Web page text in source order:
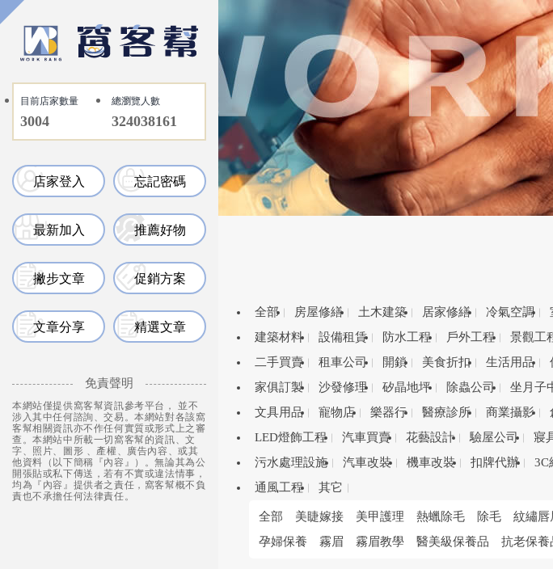
目前店家數量
3004
總瀏覽人數
324038161
店家登入 忘記密碼
最新加入 推薦好物
撇步文章 促銷方案
文章分享 精選文章
免責聲明
本網站僅提供窩客幫資訊參考平台， 並不
涉入其中任何諮詢、交易。本網站對各該窩
客幫相關資訊亦不作任何實質或形式上之審
查。本網站中所載一切窩客幫的資訊、文
字、照片、圖形 、產權、廣告內容、或其
他資料（以下簡稱『內容』）。無論其為公
開張貼或私下傳送，若有不實或違法情事，
均為『內容』提供者之責任，窩客幫概不負
責也不承擔任何法律責任。
全部 房屋修繕 土木建築 居家修繕 冷氣空調
建築材料
設備租賃 防水工程 戶外工程 景觀工
二手買賣
租車公司 開鎖 美食折扣 生活用品
家俱訂製
沙發修理 矽晶地坪 除蟲公司 坐月子
文具用品
寵物店 樂器行 醫療診所 商業攝影
LED燈飾工程
汽車買賣 花藝設計 驗屋公司 寢
污水處理設施
汽車改裝 機車改裝 扣牌代辦 3C
通風工程
其它
全部 美睫嫁接 美甲護理 熱蠟除毛 除毛 紋繡唇
孕婦保養
霧眉 霧眉教學 醫美級保養品 抗老保養